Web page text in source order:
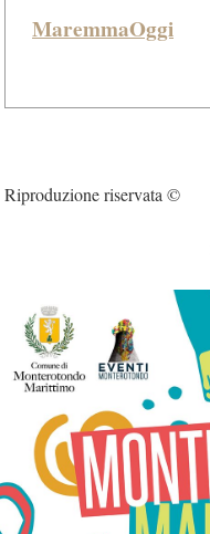
MaremmaOggi
Riproduzione riservata ©